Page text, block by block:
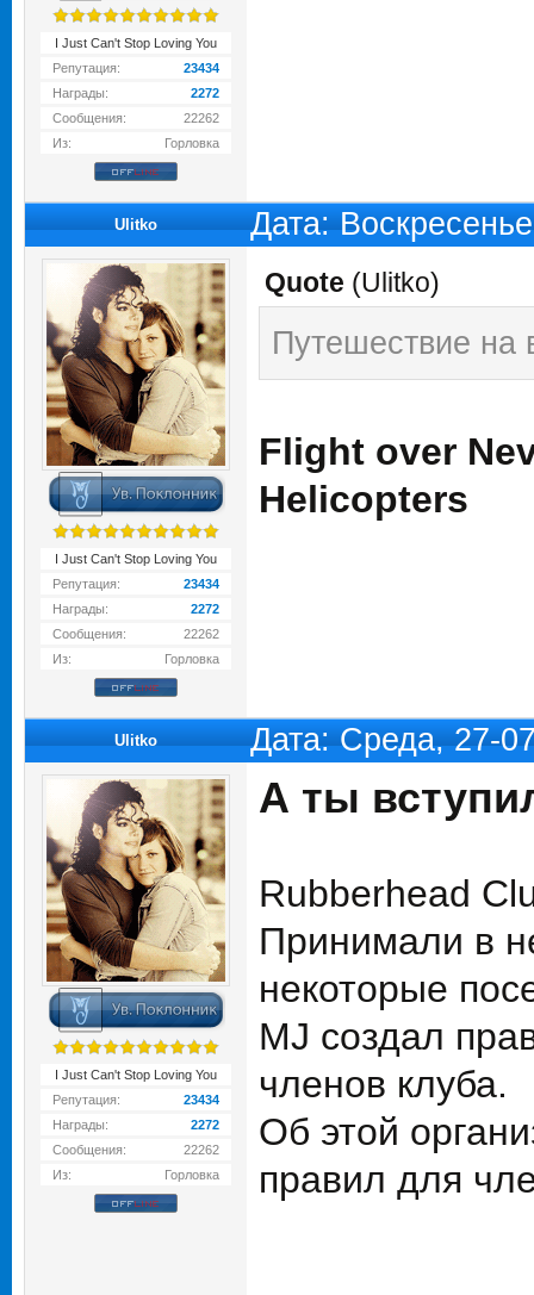
I Just Can't Stop Loving You
Репутация:
23434
Награды:
2272
Сообщения:
22262
Из:
Горловка
Ulitko Дата:
I Just Can't Stop Loving You
Репутация:
23434
Награды:
2272
Сообщения:
22262
Из:
Горловка
Quote (Ulitko)
Путешествие на
Flight over
Helicopters
Ulitko Дата: Среда, 27-
I Just Can't Stop Loving You
Репутация:
23434
Награды:
2272
Сообщения:
22262
Из:
Горловка
А ты
Rubberhead
Принимали в
некоторые
MJ создал
членов клуба.
Об этой
правил для